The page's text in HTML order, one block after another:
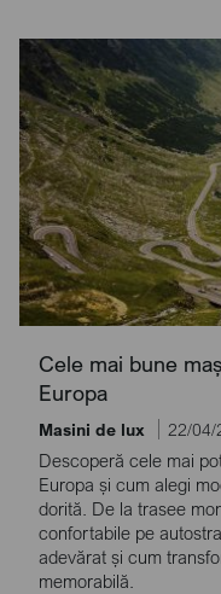
Cele mai bune
Europa
Masini de lux 22/04/
Descoperă cele mai
Europa și cum alegi
dorită. De la trasee
confortabile pe
adevărat și cum
memorabilă.